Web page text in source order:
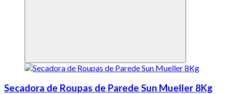
Secadora de Roupas de Parede Sun Mueller 8Kg